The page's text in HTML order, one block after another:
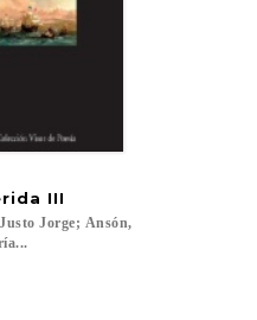
III
Jorge; Ansón,